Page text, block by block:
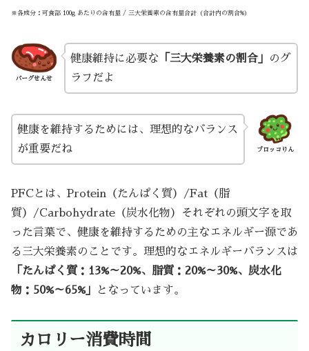
※各成分：可食部 100g あたりの含有量 / 三大栄養素の含有量合計（合計内の割合%）
バーグせんせ
健康維持に必要な 「三大栄養素の割合」
のグ
ラフだよ
ブロッコりん
健康を維持するためには、理想的なバランス
が重要だね
PFCとは、Protein（たんぱく質）/Fat（脂
質）/Carbohydrate（炭水化物）それぞれの頭文字を取
った言葉で、健康を維持するための主なエネルギー源であ
る三大栄養素のことです。理想的なエネルギーバランスは
「たんぱく質：13%～20%、脂質：20%～30%、炭水化
物：50%～65%」
となっています。
カロリー消費時間